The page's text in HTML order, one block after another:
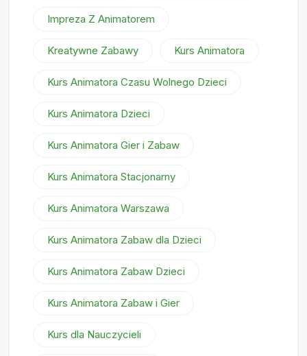
Impreza Z Animatorem
Kreatywne Zabawy Kurs Animatora
Kurs Animatora Czasu Wolnego Dzieci
Kurs Animatora Dzieci
Kurs Animatora Gier i Zabaw
Kurs Animatora Stacjonarny
Kurs Animatora Warszawa
Kurs Animatora Zabaw dla Dzieci
Kurs Animatora Zabaw Dzieci
Kurs Animatora Zabaw i Gier
Kurs dla Nauczycieli